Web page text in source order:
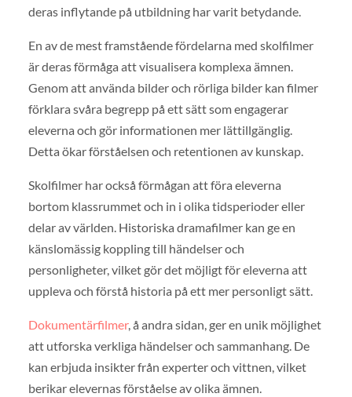
deras inflytande på utbildning har varit betydande.
En av de mest framstående fördelarna med skolfilmer
är deras förmåga att visualisera komplexa ämnen.
Genom att använda bilder och rörliga bilder kan filmer
förklara svåra begrepp på ett sätt som engagerar
eleverna och gör informationen mer lättillgänglig.
Detta ökar förståelsen och retentionen av kunskap.
Skolfilmer har också förmågan att föra eleverna
bortom klassrummet och in i olika tidsperioder eller
delar av världen. Historiska dramafilmer kan ge en
känslomässig koppling till händelser och
personligheter, vilket gör det möjligt för eleverna att
uppleva och förstå historia på ett mer personligt sätt.
Dokumentärfilmer, å andra sidan, ger en unik möjlighet
att utforska verkliga händelser och sammanhang. De
kan erbjuda insikter från experter och vittnen, vilket
berikar elevernas förståelse av olika ämnen.